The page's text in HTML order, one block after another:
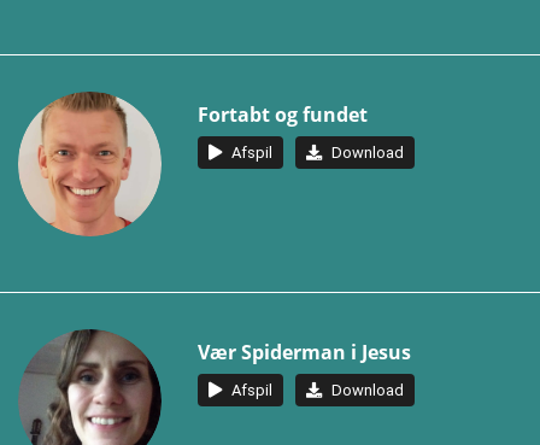
Fortabt og fundet
Afspil Download
Vær Spiderman i Jesus
Afspil Download